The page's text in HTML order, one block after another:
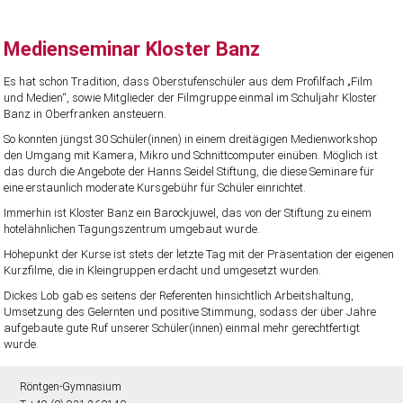
Medienseminar Kloster Banz
Es hat schon Tradition, dass Oberstufenschüler aus dem Profilfach „Film
und Medien“, sowie Mitglieder der Filmgruppe einmal im Schuljahr Kloster
Banz in Oberfranken ansteuern.
So konnten jüngst 30 Schüler(innen) in einem dreitägigen Medienworkshop
den Umgang mit Kamera, Mikro und Schnittcomputer einüben. Möglich ist
das durch die Angebote der Hanns Seidel Stiftung, die diese Seminare für
eine erstaunlich moderate Kursgebühr für Schüler einrichtet.
Immerhin ist Kloster Banz ein Barockjuwel, das von der Stiftung zu einem
hotelähnlichen Tagungszentrum umgebaut wurde.
Höhepunkt der Kurse ist stets der letzte Tag mit der Präsentation der eigenen
Kurzfilme, die in Kleingruppen erdacht und umgesetzt wurden.
Dickes Lob gab es seitens der Referenten hinsichtlich Arbeitshaltung,
Umsetzung des Gelernten und positive Stimmung, sodass der über Jahre
aufgebaute gute Ruf unserer Schüler(innen) einmal mehr gerechtfertigt
wurde.
Röntgen-Gymnasium